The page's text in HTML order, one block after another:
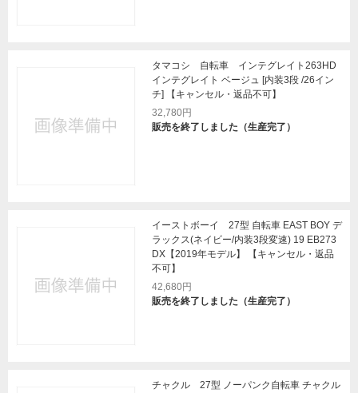
タマコシ 自転車 インテグレイト263HD
インテグレイト ベージュ [内装3段 /26イン
チ] 【キャンセル・返品不可】
32,780円
販売を終了しました（生産完了）
イーストボーイ 27型 自転車 EAST BOY デ
ラックス(ネイビー/内装3段変速) 19 EB273
DX【2019年モデル】 【キャンセル・返品
不可】
42,680円
販売を終了しました（生産完了）
チャクル 27型 ノーパンク自転車 チャクル